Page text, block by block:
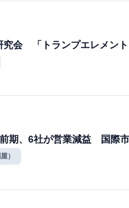
究会 「トランプエレメン
期、6社が営業減益 国際市
）